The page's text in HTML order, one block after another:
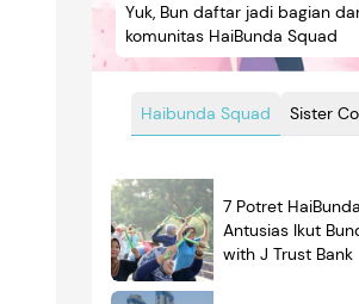
Haibunda Squad Sister
Yuk, Bun daftar jadi bagian
komunitas HaiBunda Squad
7 Potret
Antusias Ikut
with J Trust Bank